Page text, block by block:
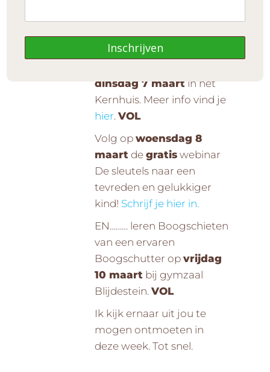
Zo kun je verschillende
SmartGames spelen
dinsdag 7 maartin het
Kernhuis. Meer info vind je
hier. VOL
Volg op woensdag 8
maartde gratiswebinar
De sleutels naar een
tevreden en gelukkiger
kind! Schrijf je hier in.
EN……… leren Boogschieten
van een ervaren
Boogschutter op vrijdag
10 maartbij gymzaal
Blijdestein. VOL
Ik kijk ernaar uit jou te
mogen ontmoeten in
deze week. Tot snel.
Inschrijven